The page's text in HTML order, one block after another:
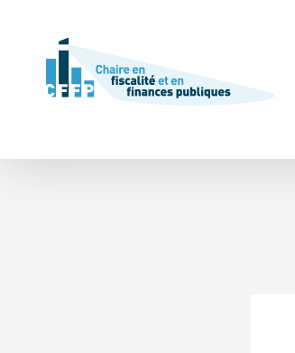
content